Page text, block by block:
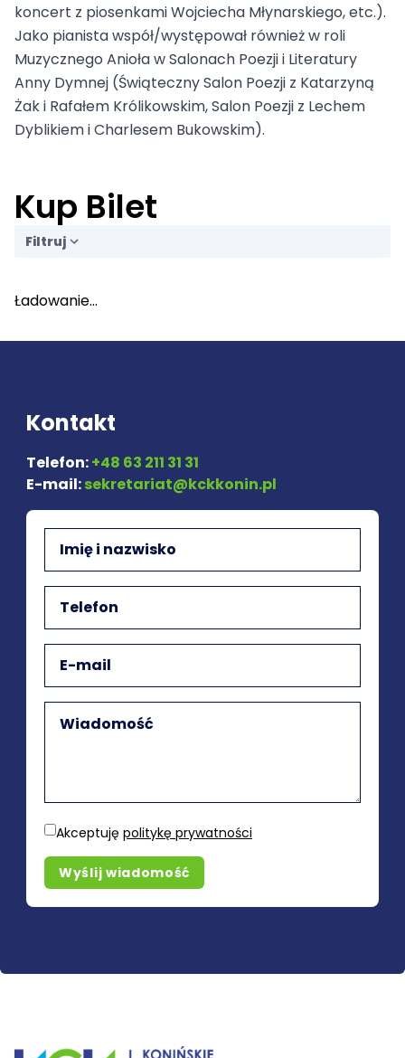
koncert z piosenkami Wojciecha Młynarskiego, etc.).
Jako pianista współ/występował również w roli
Muzycznego Anioła w Salonach Poezji i Literatury
Anny Dymnej (Świąteczny Salon Poezji z Katarzyną
Żak i Rafałem Królikowskim, Salon Poezji z Lechem
Dyblikiem i Charlesem Bukowskim).
Kup Bilet
Filtruj
Ładowanie...
Kontakt
Telefon:+48 63 211 31 31
E-mail:sekretariat@kckkonin.pl
Akceptuję politykę prywatności
Wyślij wiadomość